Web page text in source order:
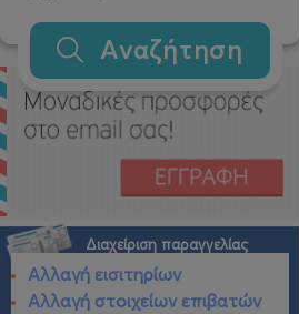
Αναζήτηση
Διαχείριση παραγγελίας
Αλλαγή εισιτηρίων
Αλλαγή στοιχείων επιβατών